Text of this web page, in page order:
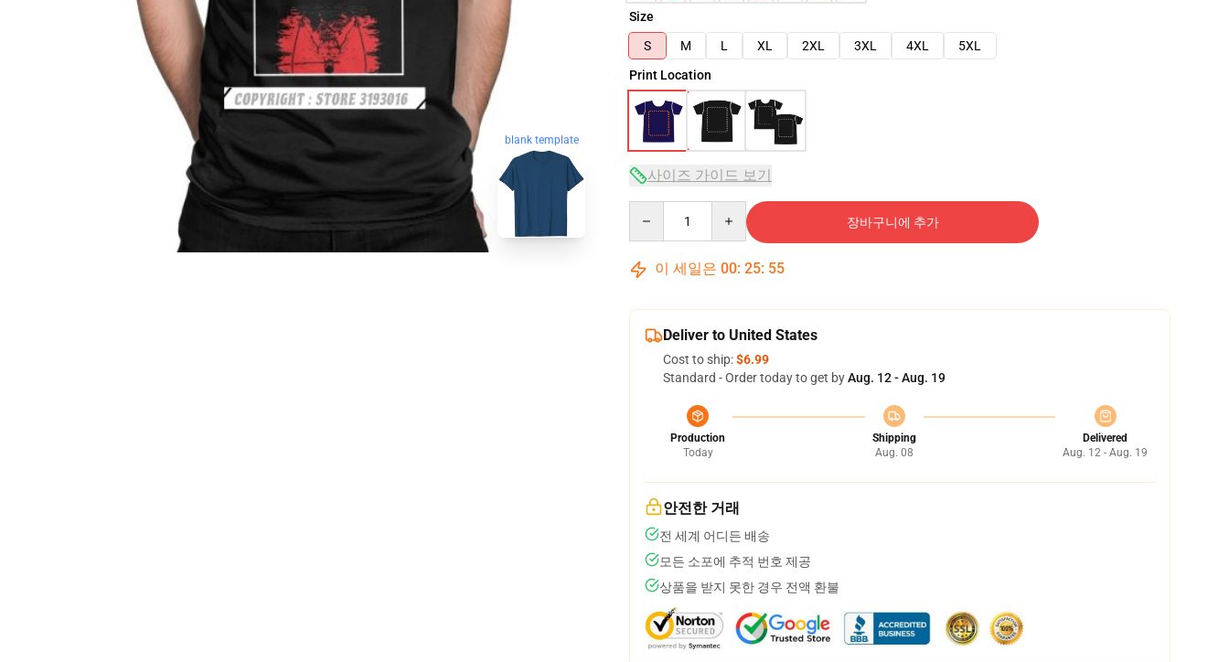
blank template
Size
S
M L XL 2XL 3XL 4XL
5XL
Print Location
사이즈 가이드 보기
장바구니에 추가
이 세일은 00: 25: 54
Deliver to United States
Cost to ship:$6.99
Standard - Order today to get byAug. 12 - Aug. 19
Production
Today
Shipping
Aug. 08
Delivered
Aug. 12 - Aug. 19
안전한 거래
전 세계 어디든 배송
모든 소포에 추적 번호 제공
상품을 받지 못한 경우 전액 환불